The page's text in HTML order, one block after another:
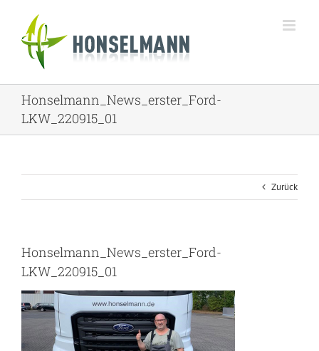
springen
Honselmann_News_erster_Ford-
LKW_220915_01
Zurück
Honselmann_News_erster_Ford-
LKW_220915_01